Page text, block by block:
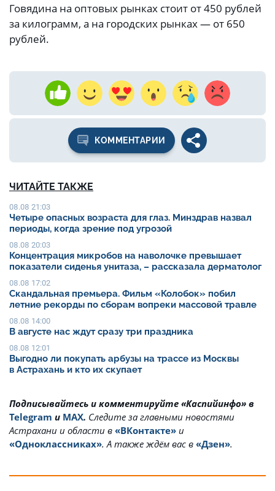
Говядина на оптовых рынках стоит от 450 рублей
за килограмм, а на городских рынках — от 650
рублей.
КОММЕНТАРИИ
ЧИТАЙТЕ ТАКЖЕ
08.08 21:03
Четыре опасных возраста для глаз. Минздрав назвал
периоды, когда зрение под угрозой
08.08 20:03
Концентрация микробов на наволочке превышает
показатели сиденья унитаза, – рассказала дерматолог
08.08 17:02
Скандальная премьера. Фильм «Колобок» побил
летние рекорды по сборам вопреки массовой травле
08.08 14:00
В августе нас ждут сразу три праздника
08.08 12:01
Выгодно ли покупать арбузы на трассе из Москвы
в Астрахань и кто их скупает
Подписывайтесь и комментируйте «Каспийинфо» в
Telegram и MAX. Cледите за главными новостями
Астрахани и области в «ВКонтакте» и
«Одноклассниках». А также ждём вас в «Дзен».